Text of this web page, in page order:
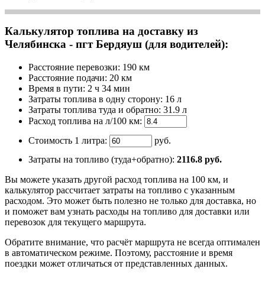
Калькулятор топлива на доставку из
Челябинска - пгт Бердяуш (для водителей):
Расстояние перевозки: 190 км
Расстояние подачи: 20 км
Время в пути: 2 ч 34 мин
Затраты топлива в одну сторону: 16 л
Затраты топлива туда и обратно: 31.9 л
Расход топлива на л/100 км:
Стоимость 1 литра:
руб.
Затраты на топливо (туда+обратно): 2116.8 руб.
Вы можете указать другой расход топлива на 100 км, и
калькулятор рассчитает затраты на топливо с указанным
расходом. Это может быть полезно не только для доставка, но
и поможет вам узнать расходы на топливо для доставки или
перевозок для текущего маршрута.
Обратите внимание, что расчёт маршрута не всегда оптимален
в автоматическом режиме. Поэтому, расстояние и время
поездки может отличаться от представленных данных.